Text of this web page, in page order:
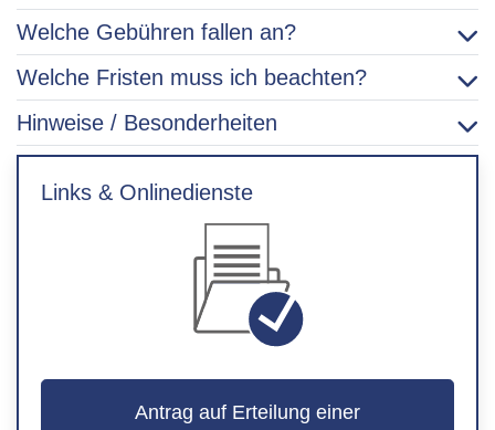
Welche Gebühren fallen an?
Welche Fristen muss ich beachten?
Hinweise / Besonderheiten
Links & Onlinedienste
Antrag auf Erteilung einer